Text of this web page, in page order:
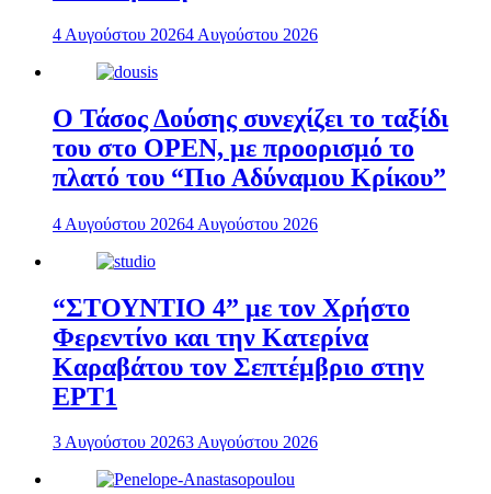
4 Αυγούστου 20264 Αυγούστου 2026
Ο Τάσος Δούσης συνεχίζει το ταξίδι
του στο OPEN, με προορισμό το
πλατό του “Πιο Αδύναμου Κρίκου”
4 Αυγούστου 20264 Αυγούστου 2026
“ΣΤΟΥΝΤΙΟ 4” με τον Χρήστο
Φερεντίνο και την Κατερίνα
Καραβάτου τον Σεπτέμβριο στην
ΕΡΤ1
3 Αυγούστου 20263 Αυγούστου 2026